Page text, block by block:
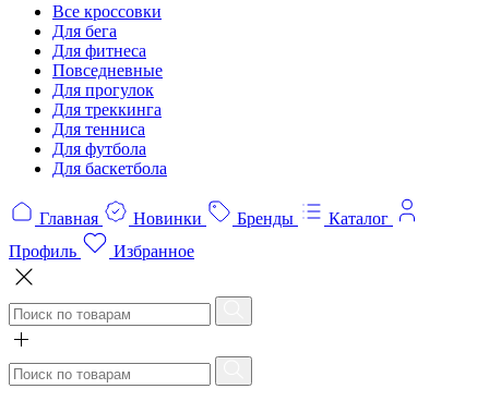
Все кроссовки
Для бега
Для фитнеса
Повседневные
Для прогулок
Для треккинга
Для тенниса
Для футбола
Для баскетбола
Главная Новинки Бренды
Каталог
Профиль
Избранное